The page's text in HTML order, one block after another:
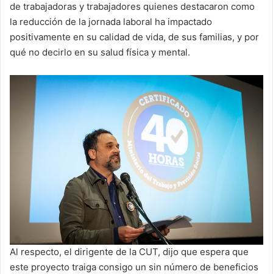
de trabajadoras y trabajadores quienes destacaron como
la reducción de la jornada laboral ha impactado
positivamente en su calidad de vida, de sus familias, y por
qué no decirlo en su salud física y mental.
Al respecto, el dirigente de la CUT, dijo que espera que
este proyecto traiga consigo un sin número de beneficios